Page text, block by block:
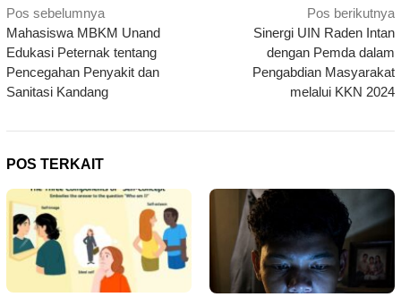
Navigasi
pos
Pos sebelumnya
Mahasiswa MBKM Unand
Edukasi Peternak tentang
Pencegahan Penyakit dan
Sanitasi Kandang
Pos berikutnya
Sinergi UIN Raden Intan
dengan Pemda dalam
Pengabdian Masyarakat
melalui KKN 2024
POS TERKAIT